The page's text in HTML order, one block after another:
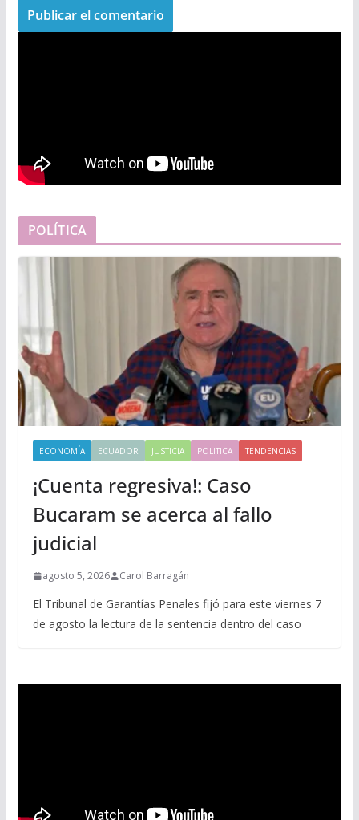
POLÍTICA
ECONOMÍA ECUADOR JUSTICIA POLITICA TENDENCIAS
¡Cuenta regresiva!: Caso
Bucaram se acerca al fallo
judicial
agosto 5, 2026 Carol Barragán
El Tribunal de Garantías Penales fijó para este viernes 7
de agosto la lectura de la sentencia dentro del caso